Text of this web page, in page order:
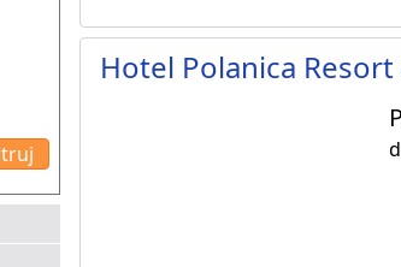
Hotel Polanica Resort